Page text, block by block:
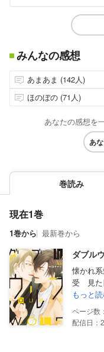
みんなの感想
あまあま (142人)
ほのぼの (71人)
あなたの感想を
あ
巻読み
現在1巻
1巻から 最新巻から
ダブル
懐かれ
受 見た
もっと
配信日：